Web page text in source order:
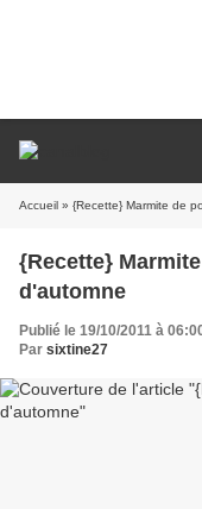
Accueil » {Recette} Marmite de
{Recette}
d'automne
Publié le 19/10/2011 à
Par sixtine27